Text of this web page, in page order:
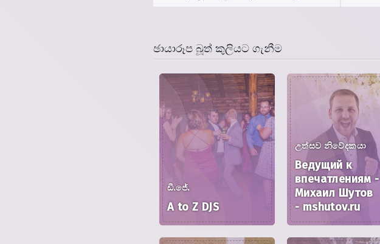
ඡායාරූප බූත් කුලියට ගැනීම
ඩී.ජේ.
A to Z DJS
උත්සව නිවේදකයා
Ведущий к
впечатлениям -
Михаил Шутов
- mshutov.ru